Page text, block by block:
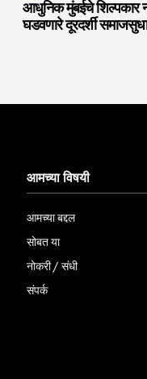
आधुनिक मुंबईचे शिल्पकार
घडवणारे दूरदर्शी
आमच्या विषयी
आमच्या बद्दल
सोबत या
नोकरी / संधी
संपर्क